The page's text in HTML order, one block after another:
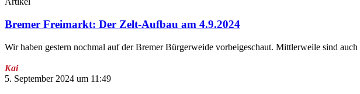
Bremer Freimarkt: Der Zelt-Aufbau am 4.9.2024
Wir haben gestern nochmal auf der Bremer Bürgerweide vorbeigeschaut. Mittlerweile sind
Kai
5. September 2024 um 11:49